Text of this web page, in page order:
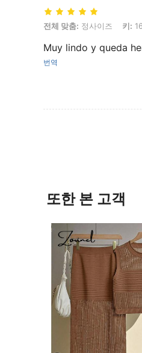
전체 맞춤: 정사이즈, 키: 166
전체 맞춤: 정사이즈 키:
Muy lindo y queda
번역
또한 본 고객